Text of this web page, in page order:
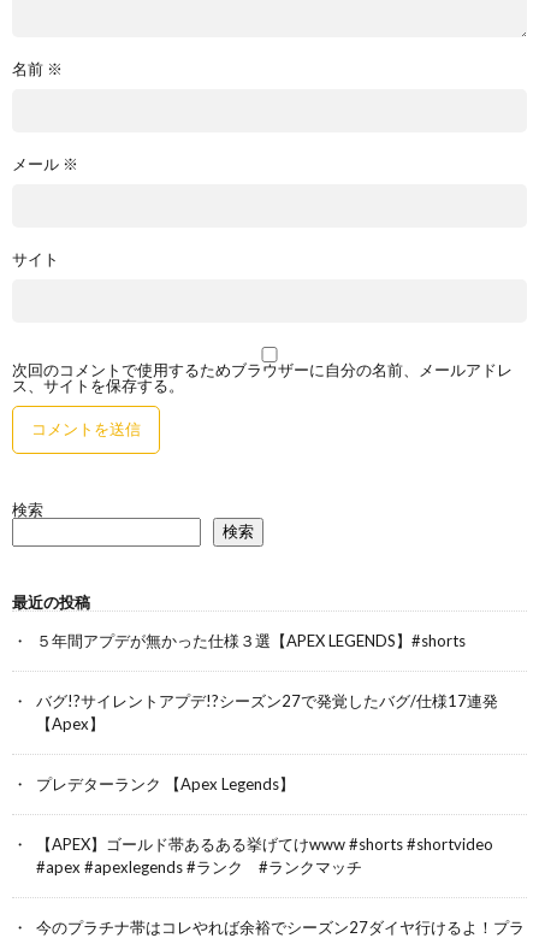
名前 ※
メール ※
サイト
次回のコメントで使用するためブラウザーに自分の名前、メールアドレ
ス、サイトを保存する。
検索
検索
最近の投稿
５年間アプデが無かった仕様３選【APEX LEGENDS】#shorts
バグ!?サイレントアプデ!?シーズン27で発覚したバグ/仕様17連発
【Apex】
プレデターランク 【Apex Legends】
【APEX】ゴールド帯あるある挙げてけwww #shorts #shortvideo
#apex #apexlegends #ランク #ランクマッチ
今のプラチナ帯はコレやれば余裕でシーズン27ダイヤ行けるよ！プラ